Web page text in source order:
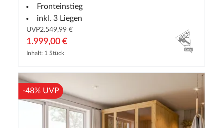
Fronteinstieg
inkl. 3 Liegen
UVP2.549,99 €
1.999,00 €
Inhalt: 1 Stück
-48% UVP